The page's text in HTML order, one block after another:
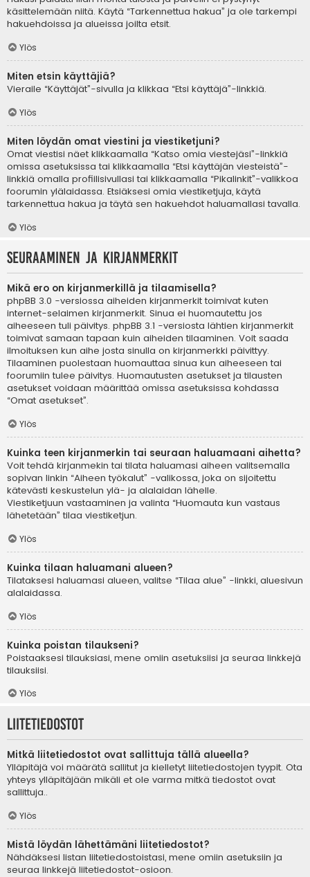
käsittelemään niitä. Käytä “Tarkennettua hakua” ja ole tarkempi
hakuehdoissa ja alueissa joilta etsit.
Ylös
Miten etsin käyttäjiä?
Vieraile “Käyttäjät”-sivulla ja klikkaa “Etsi käyttäjä”-linkkiä.
Ylös
Miten löydän omat viestini ja viestiketjuni?
Omat viestisi näet klikkaamalla “Katso omia viestejäsi”-linkkiä
omissa asetuksissa tai klikkaamalla “Etsi käyttäjän viesteistä”-
linkkiä omalla profiilisivullasi tai klikkaamalla “Pikalinkit”-valikkoa
foorumin ylälaidassa. Etsiäksesi omia viestiketjuja, käytä
tarkennettua hakua ja täytä sen hakuehdot haluamallasi tavalla.
Ylös
Seuraaminen ja kirjanmerkit
Mikä ero on kirjanmerkillä ja tilaamisella?
phpBB 3.0 -versiossa aiheiden kirjanmerkit toimivat kuten
internet-selaimen kirjanmerkit. Sinua ei huomautettu jos
aiheeseen tuli päivitys. phpBB 3.1 -versiosta lähtien kirjanmerkit
toimivat samaan tapaan kuin aiheiden tilaaminen. Voit saada
ilmoituksen kun aihe josta sinulla on kirjanmerkki päivittyy.
Tilaaminen puolestaan huomauttaa sinua kun aiheeseen tai
foorumiin tulee päivitys. Huomautusten asetukset ja tilausten
asetukset voidaan määrittää omissa asetuksissa kohdassa
“Omat asetukset”.
Ylös
Kuinka teen kirjanmerkin tai seuraan haluamaani aihetta?
Voit tehdä kirjanmekin tai tilata haluamasi aiheen valitsemalla
sopivan linkin “Aiheen työkalut” -valikossa, joka on sijoitettu
kätevästi keskustelun ylä- ja alalaidan lähelle.
Viestiketjuun vastaaminen ja valinta “Huomauta kun vastaus
lähetetään” tilaa viestiketjun.
Ylös
Kuinka tilaan haluamani alueen?
Tilataksesi haluamasi alueen, valitse “Tilaa alue” -linkki, aluesivun
alalaidassa.
Ylös
Kuinka poistan tilaukseni?
Poistaaksesi tilauksiasi, mene omiin asetuksiisi ja seuraa linkkejä
tilauksiisi.
Ylös
Liitetiedostot
Mitkä liitetiedostot ovat sallittuja tällä alueella?
Ylläpitäjä voi määrätä sallitut ja kielletyt liitetiedostojen tyypit. Ota
yhteys ylläpitäjään mikäli et ole varma mitkä tiedostot ovat
sallittuja..
Ylös
Mistä löydän lähettämäni liitetiedostot?
Nähdäksesi listan liitetiedostoistasi, mene omiin asetuksiin ja
seuraa linkkejä liitetiedostot-osioon.